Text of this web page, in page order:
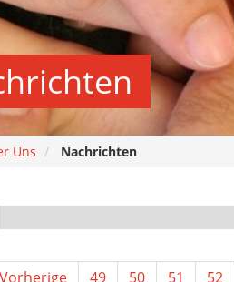
Uns Nachrichten
Vorherige 49 50 51 52